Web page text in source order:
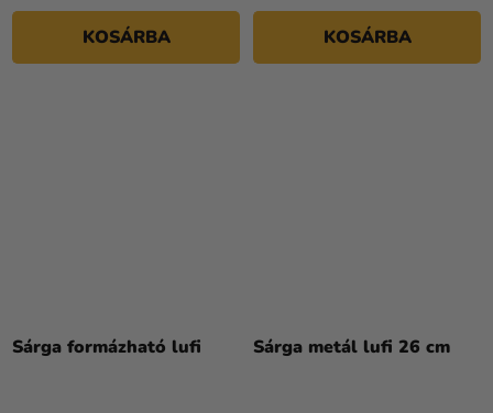
KOSÁRBA KOSÁRBA
Sárga formázható lufi Sárga metál lufi 26 cm